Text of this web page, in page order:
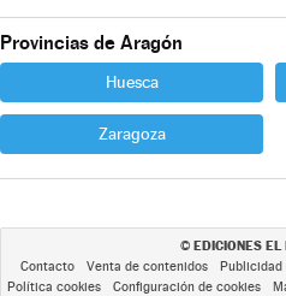
Provincias de Aragón
Huesca
Zaragoza
© EDICIONES EL
Contacto Venta de contenidos Publicidad
Política cookies
Configuración de cookies